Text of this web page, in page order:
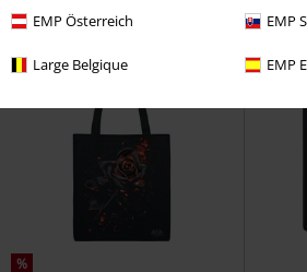
EMP Österreich EMP
Large Belgique EMP
%